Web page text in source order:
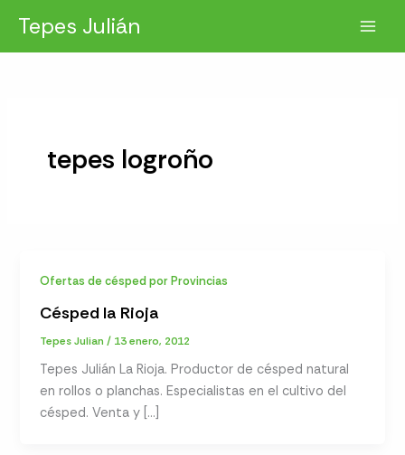
contenido
Tepes Julián
tepes logroño
Ofertas de césped por Provincias
Césped la Rioja
Tepes Julian/ 13 enero, 2012
Tepes Julián La Rioja. Productor de césped natural
en rollos o planchas. Especialistas en el cultivo del
césped. Venta y […]